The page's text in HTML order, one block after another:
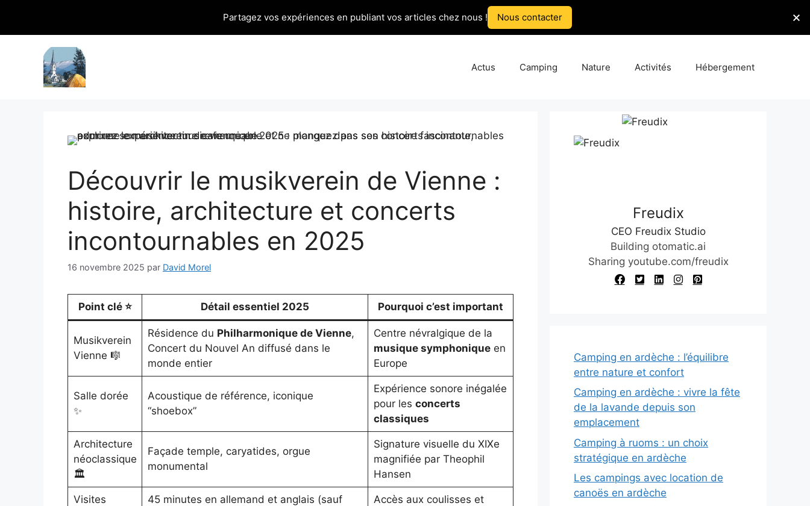
Actus Camping Nature Activités Hébergement
Découvrir le musikverein de Vienne :
histoire, architecture et concerts
incontournables en 2025
16 novembre 2025 par David Morel
Point clé ⭐ Détail essentiel 2025 Pourquoi c’est important
Musikverein
Vienne 🎼
Résidence du Philharmonique de Vienne,
Concert du Nouvel An diffusé dans le
monde entier
Centre névralgique de la
musique symphoniqueen
Europe
Salle dorée
✨
Acoustique de référence, iconique
“shoebox”
Expérience sonore inégalée
pour les concerts
classiques
Architecture
néoclassique
🏛️
Façade temple, caryatides, orgue
monumental
Signature visuelle du XIXe
magnifiée par Theophil
Hansen
Visites
45 minutes en allemand et anglais (sauf
Accès aux coulisses et
Freudix
CEO Freudix Studio
Building otomatic.ai
Sharing youtube.com/freudix
Camping en ardèche : l’équilibre
entre nature et confort
Camping en ardèche : vivre la fête
de la lavande depuis son
emplacement
Camping à ruoms : un choix
stratégique en ardèche
Les campings avec location de
canoës en ardèche
Partagez vos expériences en publiant vos articles chez nous ! Nous contacter